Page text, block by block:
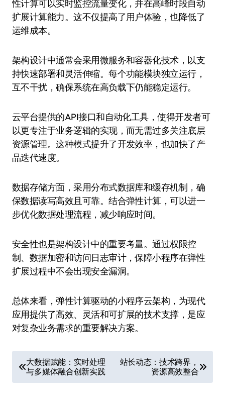
性计算可以实时监控流量变化，并在高峰时段自动
扩展计算能力。这不仅提高了用户体验，也降低了
运维成本。
架构设计中通常会采用微服务和容器化技术，以支
持快速部署和灵活伸缩。每个功能模块独立运行，
互不干扰，确保系统在高负载下仍能稳定运行。
云平台提供的API接口和自动化工具，使得开发者可
以更专注于业务逻辑的实现，而无需过多关注底层
资源管理。这种模式提升了开发效率，也加快了产
品迭代速度。
数据存储方面，采用分布式数据库和缓存机制，确
保数据读写高效且可靠。结合弹性计算，可以进一
步优化数据处理流程，减少响应时间。
安全性也是架构设计中的重要考量。通过权限控
制、数据加密和访问日志审计，保障小程序在弹性
扩展过程中不会出现安全漏洞。
总体来看，弹性计算驱动的小程序云架构，为现代
应用提供了高效、灵活和可扩展的技术支撑，是应
对复杂业务需求的重要解决方案。
章
大数据赋能：实时处理
与多媒体融合创新实践
站长动态：技术跨界，
资源高效整合